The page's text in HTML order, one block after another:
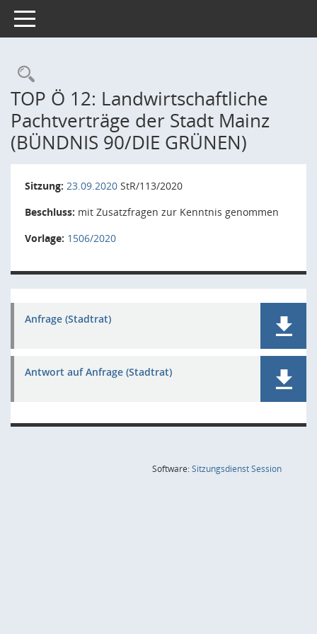
Toggle navigation
Rechercheauswahl
TOP Ö 12: Landwirtschaftliche
Pachtverträge der Stadt Mainz
(BÜNDNIS 90/DIE GRÜNEN)
Sitzung: 23.09.2020 StR/113/2020
Beschluss: mit Zusatzfragen zur Kenntnis genommen
Vorlage: 1506/2020
Anfrage (Stadtrat)
Antwort auf Anfrage (Stadtrat)
Software:SitzungsdienstSession(Wird in